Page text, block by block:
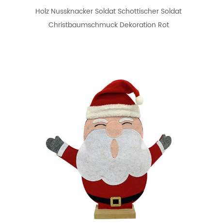
Holz Nussknacker Soldat Schottischer Soldat
Christbaumschmuck Dekoration Rot